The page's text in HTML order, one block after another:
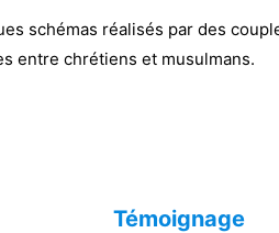
schémas réalisés par des
entre chrétiens et musulmans.
Témoignage